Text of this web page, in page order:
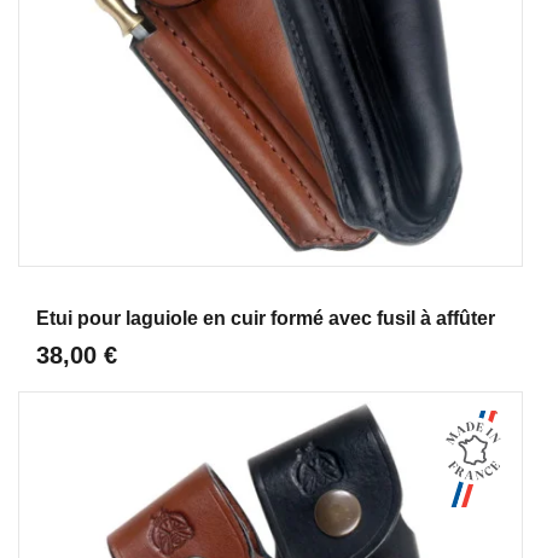
Etui pour laguiole en cuir formé avec fusil à affûter
38,00 €